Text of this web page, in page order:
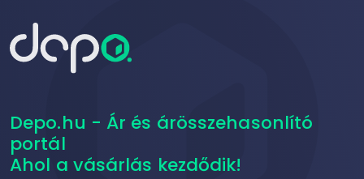
Depo.hu - Ár és árösszehasonlító
portál
Ahol a vásárlás kezdődik!